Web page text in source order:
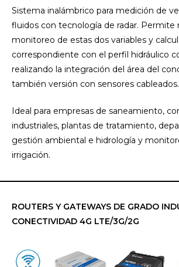
Sistema inalámbrico para medición de
fluidos con tecnología de radar. Permite
monitoreo de estas dos variables y
correspondiente con el perfil hidráulico
realizando la integración del área del
también versión con sensores cableados.
Ideal para empresas de saneamiento,
industriales, plantas de tratamiento,
gestión ambiental e hidrología y
irrigación.
ROUTERS Y GATEWAYS DE GRADO
CONECTIVIDAD 4G LTE/3G/2G